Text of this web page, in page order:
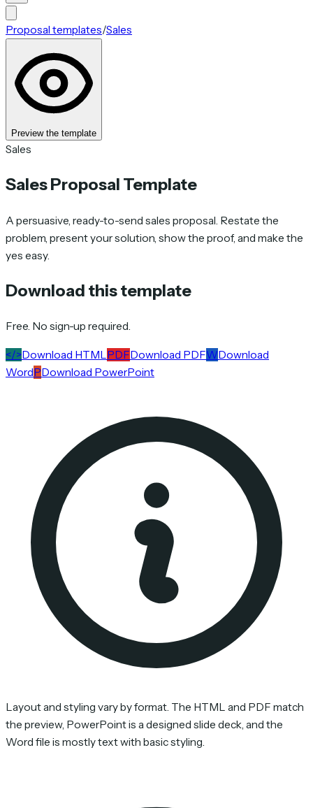
Proposal templates/Sales
Preview the template
Sales
Sales Proposal Template
A persuasive, ready-to-send sales proposal. Restate the
problem, present your solution, show the proof, and make the
yes easy.
Download this template
Free. No sign-up required.
</>Download HTML PDFDownload PDFWDownload
WordPDownload PowerPoint
Layout and styling vary by format. The HTML and PDF match
the preview, PowerPoint is a designed slide deck, and the
Word file is mostly text with basic styling.